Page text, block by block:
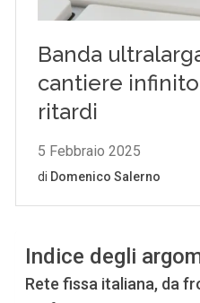
Indice degli
Rete fissa italiana, da